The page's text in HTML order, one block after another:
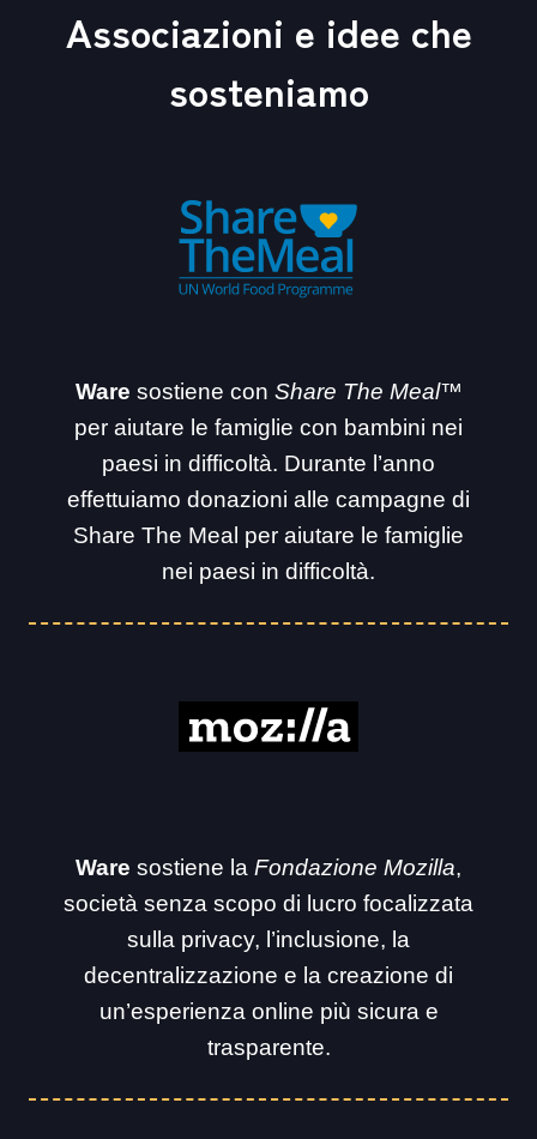
Associazioni e idee che
sosteniamo
Ware sostiene con Share The Meal™
per aiutare le famiglie con bambini nei
paesi in difficoltà. Durante l’anno
effettuiamo donazioni alle campagne di
Share The Meal per aiutare le famiglie
nei paesi in difficoltà.
Ware sostiene la Fondazione Mozilla,
società senza scopo di lucro focalizzata
sulla privacy, l’inclusione, la
decentralizzazione e la creazione di
un’esperienza online più sicura e
trasparente.